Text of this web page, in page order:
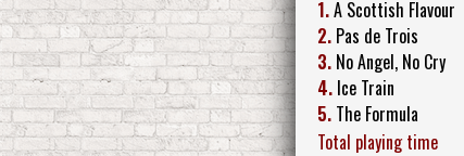
1.A Scottish Flavour
2. Pas de Trois
3. No Angel, No Cry
4. Ice Train
5. The Formula
Total playing time